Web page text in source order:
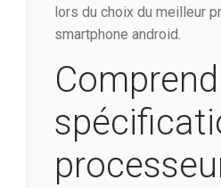
lors du choix du meilleur
smartphone android.